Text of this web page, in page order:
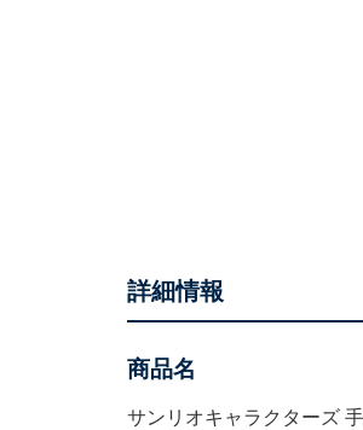
詳細情報
商品名
サンリオキャラクターズ